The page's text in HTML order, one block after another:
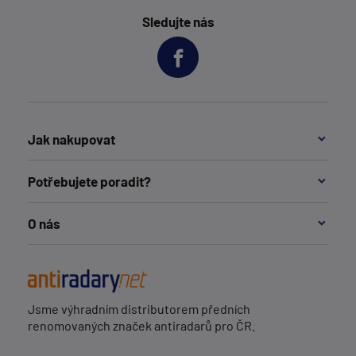
Sledujte nás
Jak nakupovat
Potřebujete poradit?
O nás
Jsme výhradním distributorem předních
renomovaných značek antiradarů pro ČR.